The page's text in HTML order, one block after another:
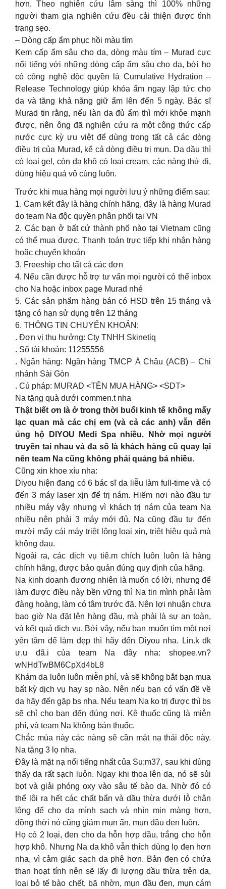
hơn. Theo nghiên cứu lâm sàng thì 100% những
người tham gia nghiên cứu đều cải thiện được tình
trạng sẹo.
– Dòng cấp ẩm phục hồi màu tím
Kem cấp ẩm sâu cho da, dòng màu tím – Murad cực
nổi tiếng với những dòng cấp ẩm sâu cho da, bởi họ
có công nghệ độc quyền là Cumulative Hydration –
Release Technology giúp khóa ẩm ngay lập tức cho
da và tăng khả năng giữ ẩm lên đến 5 ngày. Bác sĩ
Murad tin rằng, nếu làn da đủ ẩm thì mới khỏe mạnh
được, nên ông đã nghiên cứu ra một công thức cấp
nước cực kỳ ưu việt để dùng trong tất cả các dòng
điều trị của Murad, kể cả dòng điều trị mụn. Da dầu thì
có loại gel, còn da khô có loại cream, các nàng thử đi,
dùng hiệu quả vô cùng luôn.
Trước khi mua hàng mọi người lưu ý những điểm sau:
1. Cam kết đây là hàng chính hãng, đây là hàng Murad
do team Na độc quyền phân phối tại VN
2. Các bạn ở bất cứ thành phố nào tại Vietnam cũng
có thể mua được. Thanh toán trực tiếp khi nhận hàng
hoặc chuyển khoản
3. Freeship cho tất cả các đơn
4. Nếu cần được hỗ trợ tư vấn mọi người có thể inbox
cho Na hoặc inbox page Murad nhé
5. Các sản phẩm hàng bán có HSD trên 15 tháng và
tặng có hạn sử dụng trên 12 tháng
6. THÔNG TIN CHUYỂN KHOẢN:
. Đơn vị thụ hưởng: Cty TNHH Skinetiq
. Số tài khoản: 11255556
. Ngân hàng: Ngân hàng TMCP Á Châu (ACB) – Chi
nhánh Sài Gòn
. Cú pháp: MURAD <TÊN MUA HÀNG> <SDT>
Na tặng quà dưới commen.t nha
Thật biết ơn là ở trong thời buổi kinh tế không mấy
lạc quan mà các chị em (và cả các anh) vẫn đến
ủng hộ DIYOU Medi Spa nhiều. Nhờ mọi người
truyền tai nhau và đa số là khách hàng cũ quay lại
nên team Na cũng không phải quảng bá nhiều.
Cũng xin khoe xíu nha:
Diyou hiện đang có 6 bác sĩ da liễu làm full-time và có
đến 3 máy laser xịn để trị nám. Hiếm nơi nào đầu tư
nhiều máy vậy nhưng vì khách trị nám của team Na
nhiều nên phải 3 máy mới đủ. Na cũng đầu tư đến
mười mấy cái máy triệt lông loại xịn, triệt hiệu quả mà
không đau.
Ngoài ra, các dịch vụ tiê.m chích luôn luôn là hàng
chính hãng, được bảo quản đúng quy định của hãng.
Na kinh doanh đương nhiên là muốn có lời, nhưng để
làm được điều này bền vững thì Na tin mình phải làm
đàng hoàng, làm có tâm trước đã. Nên lợi nhuận chưa
bao giờ Na đặt lên hàng đầu, mà phải là sự an toàn,
và kết quả dịch vụ. Bởi vậy, nếu bạn muốn tìm một nơi
yên tâm để làm đẹp thì hãy đến Diyou nha. Lin.k dk
ư.u đã.i của team Na đây nha: shopee.vn?
wNHdTwBM6CpXd4bL8
Khám da luôn luôn miễn phí, và sẽ không bắt bạn mua
bất kỳ dịch vụ hay sp nào. Nên nếu bạn có vấn đề về
da hãy đến gặp bs nha. Nếu team Na ko trị được thì bs
sẽ chỉ cho bạn đến đúng nơi. Kê thuốc cũng là miễn
phí, và team Na không bán thuốc.
Chắc mùa này các nàng sẽ cần mặt nạ thải độc này.
Na tặng 3 lọ nha.
Đây là mặt nạ nổi tiếng nhất của Su:m37, sau khi dùng
thấy da rất sạch luôn. Ngay khi thoa lên da, nó sẽ sủi
bọt và giải phóng oxy vào sâu tế bào da. Nhờ đó có
thể lôi ra hết các chất bẩn và dầu thừa dưới lỗ chân
lông để cho da mình sạch và nhìn mịn màng hơn,
đồng thời nó cũng giảm mụn ẩn, mụn đầu đen luôn.
Họ có 2 loại, đen cho da hỗn hợp dầu, trắng cho hỗn
hợp khô. Nhưng Na da khô vẫn thích dùng lọ đen hơn
nha, vì cảm giác sạch da phê hơn. Bản đen có chứa
than hoạt tính nên sẽ lấy đi lượng dầu thừa trên da,
loại bỏ tế bào chết, bã nhờn, mụn đầu đen, mụn cám